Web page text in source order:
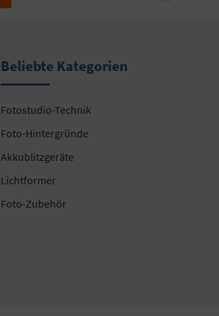
Beliebte Kategorien
Fotostudio-Technik
Foto-Hintergründe
Akkublitzgeräte
Lichtformer
Foto-Zubehör